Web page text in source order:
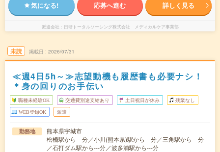
気になる! 応募へ進む 詳しく見る
派遣会社 日研トータルソーシング株式会社 メディカルケア事業部
未読 掲載日 2026/07/31
≪週4日5h～≫志望動機も履歴書も必要ナシ！
＊身の回りのお手伝い
職種未経験OK 交通費別途支給あり 土日祝日が休み 残業なし
WEB登録OK 派遣
勤務地
熊本県宇城市
松橋駅から---分／小川(熊本県)駅から---分／三角駅から---分
／石打ダム駅から---分／波多浦駅から---分